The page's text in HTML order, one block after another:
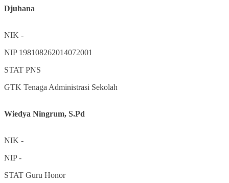
Djuhana
NIK -
NIP 198108262014072001
STAT PNS
GTK Tenaga Administrasi Sekolah
Wiedya Ningrum, S.Pd
NIK -
NIP-
STAT Guru Honor